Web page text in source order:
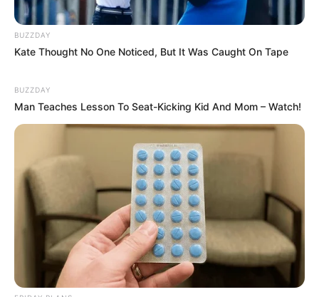
BUZZDAY
Kate Thought No One Noticed, But It Was Caught On Tape
BUZZDAY
Man Teaches Lesson To Seat-Kicking Kid And Mom – Watch!